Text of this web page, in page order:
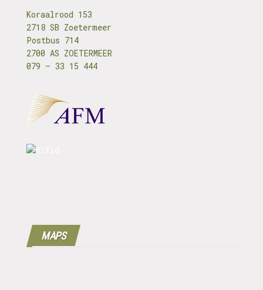
Koraalrood 153
2718 SB Zoetermeer
Postbus 714
2700 AS ZOETERMEER
079 – 33 15 444
MAPS